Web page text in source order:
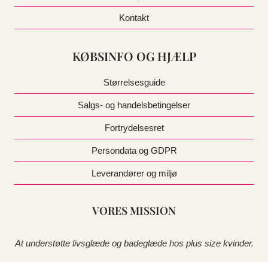
Kontakt
KØBSINFO OG HJÆLP
Størrelsesguide
Salgs- og handelsbetingelser
Fortrydelsesret
Persondata og GDPR
Leverandører og miljø
VORES MISSION
At understøtte livsglæde og badeglæde hos plus size kvinder.